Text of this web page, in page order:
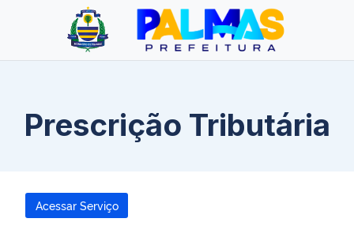
Prescrição Tributária
Acessar Serviço